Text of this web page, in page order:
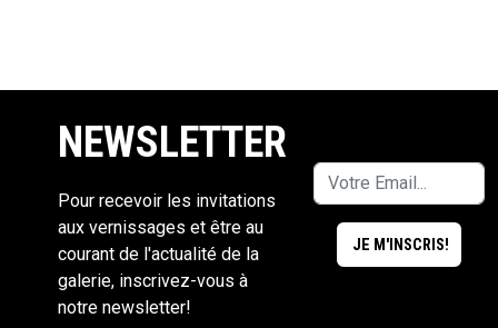
NEWSLETTER
Pour recevoir les invitations
aux vernissages et être au
courant de l'actualité de la
galerie, inscrivez-vous à
notre newsletter!